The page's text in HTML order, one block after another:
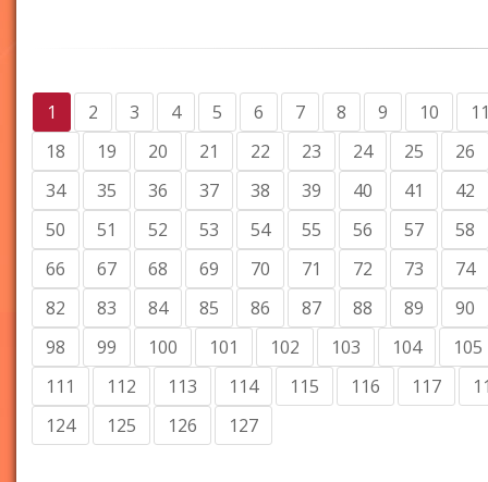
1 2 3 4 5 6 7 8 9 10
18
19 20 21 22 23 24 25
26
34
35 36 37 38 39 40 41
42
50
51 52 53 54 55 56 57
58
66
67 68 69 70 71 72 73
74
82
83 84 85 86 87 88 89
90
98
99 100 101 102 103 104
105
111
112 113 114 115 116 117
124
125 126 127